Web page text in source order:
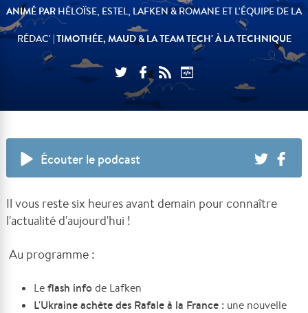
ANIMÉ PAR HÉLOÏSE, ESTEL, LAFKEN & ROMANE ET L'ÉQUIPE DE LA
RÉDAC' | TIMOTHÉE, MAUD & LA TEAM TECH' À LA TECHNIQUE
Écouter le podcast
Il vous reste six heures avant demain pour connaître
l'actualité d'aujourd'hui !
Au programme :
Le flash infode Lafken
L'Ukraine achète des Rafale à la France : une nouvelle